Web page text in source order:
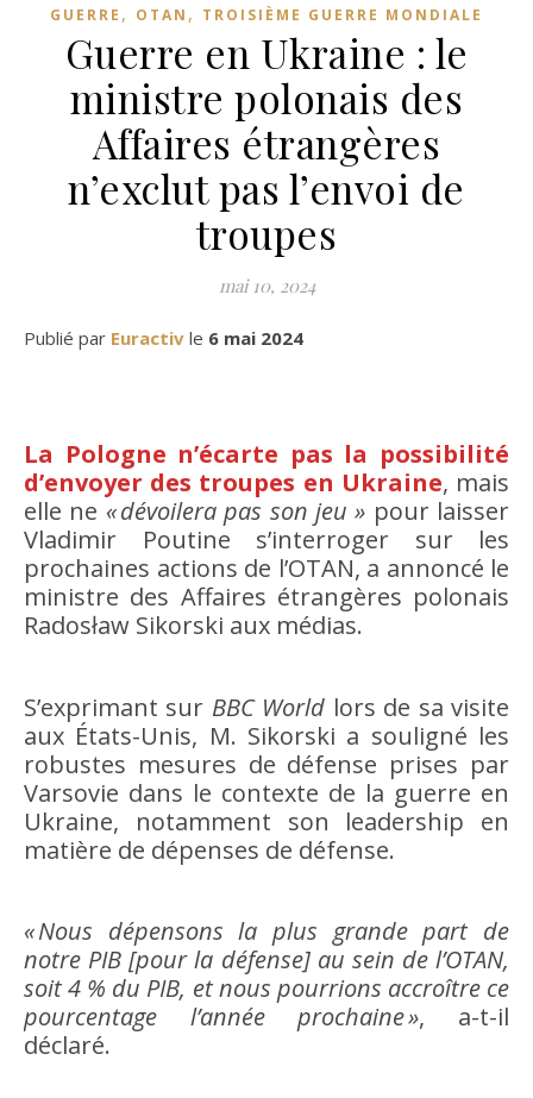
GUERRE , OTAN , TROISIÈME GUERRE MONDIALE
Guerre en Ukraine : le
ministre polonais des
Affaires étrangères
n’exclut pas l’envoi de
troupes
mai 10, 2024
Publié par Euractiv le 6 mai 2024
La Pologne n’écarte pas la possibilité
d’envoyer des troupes en Ukraine, mais
elle ne « dévoilera pas son jeu » pour laisser
Vladimir Poutine s’interroger sur les
prochaines actions de l’OTAN, a annoncé le
ministre des Affaires étrangères polonais
Radosław Sikorski aux médias.
S’exprimant sur BBC World lors de sa visite
aux États-Unis, M. Sikorski a souligné les
robustes mesures de défense prises par
Varsovie dans le contexte de la guerre en
Ukraine, notamment son leadership en
matière de dépenses de défense.
« Nous dépensons la plus grande part de
notre PIB [pour la défense] au sein de l’OTAN,
soit 4 % du PIB, et nous pourrions accroître ce
pourcentage l’année prochaine », a-t-il
déclaré.